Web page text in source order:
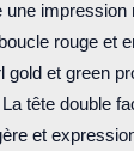
une
rouge et
gold et green
tête double
et